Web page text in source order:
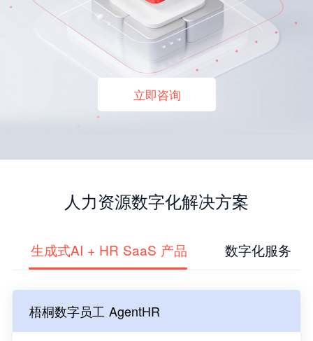
立即咨询
人力资源数字化解决方案
生成式AI + HR SaaS 产品 数字化服务
梧桐数字员工 AgentHR